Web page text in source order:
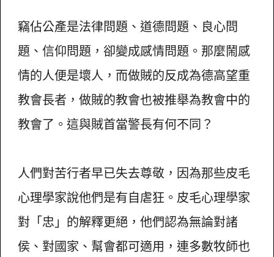
竊佔公產是法律問題、道德問題、良心問
題、信仰問題，卻變成感情問題。那麼鬧感
情的人便是壞人，而做賊的反成為德高望重
教會長者，做賊的教會也被推舉為教會中的
教會了。這與賊首當警長有何不同？
人們對苦行者早已失去尊敬，因為那些皮毛
心理學家說他們是有自虐狂。皮毛心理學家
對「忠」的解釋更絕，他們認為無論對諸
侯、對國家、幫會都可適用，連多數牧師也